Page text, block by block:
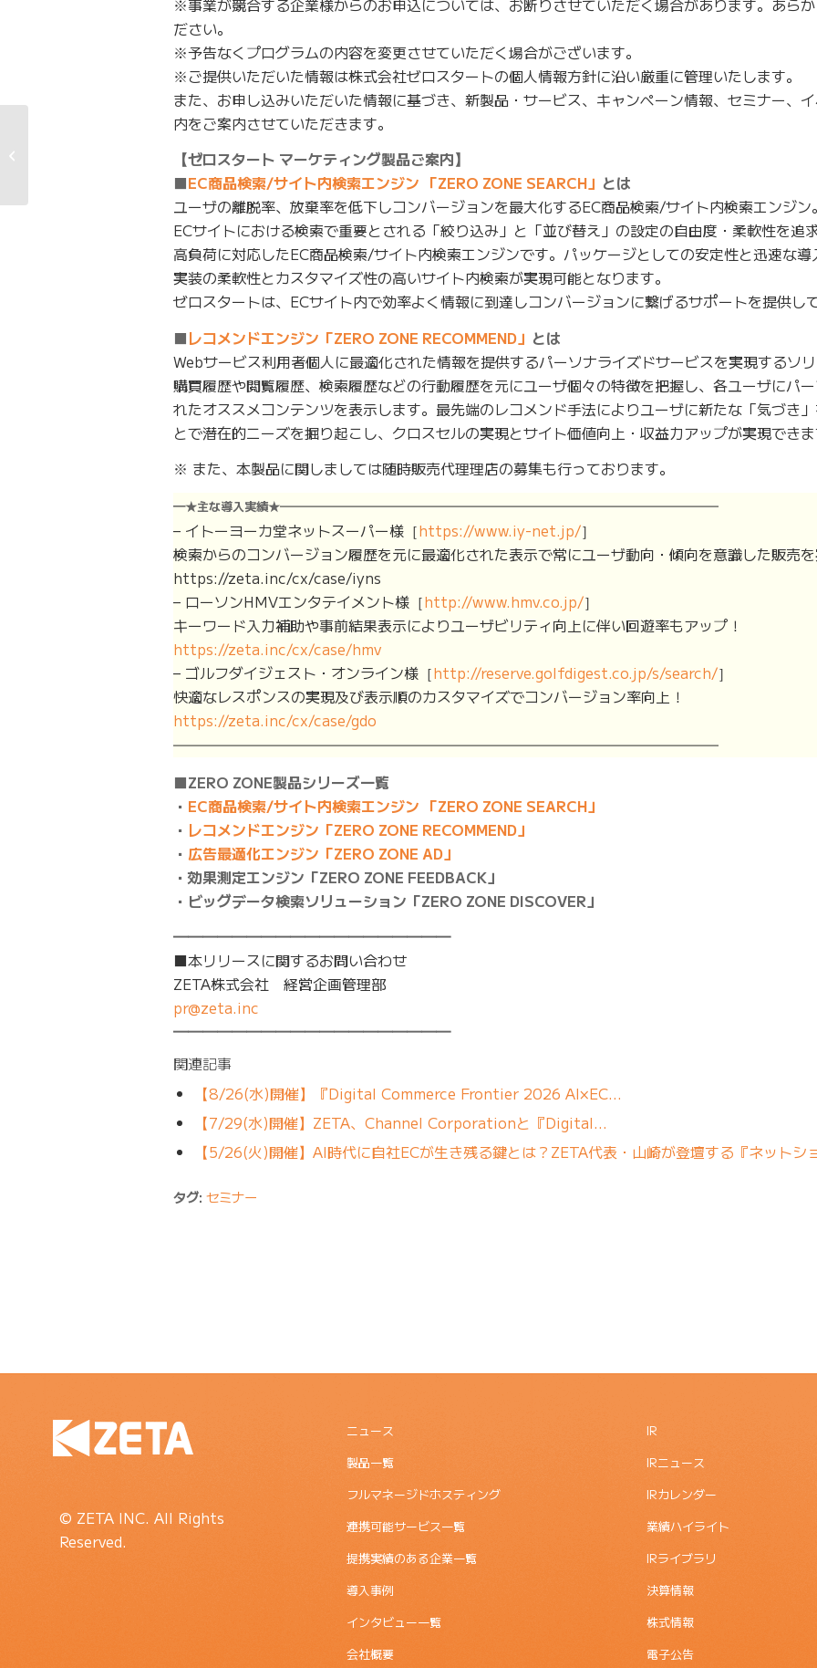
ださい。
※予告なくプログラムの内容を変更させていただく場合がございます。
※ご提供いただいた情報は株式会社ゼロスタートの個人情報方針に沿い厳重に管理いたします。
また、お申し込みいただいた情報に基づき、新製品・サービス、キャンペーン情報、セミナー、
内をご案内させていただきます。
【ゼロスタート マーケティング製品ご案内】
■EC商品検索/サイト内検索エンジン 「ZERO ZONE SEARCH」 とは
ユーザの離脱率、放棄率を低下しコンバージョンを最大化するEC商品検索/サイト内検索エンジン
ECサイトにおける検索で重要とされる「絞り込み」と「並び替え」の設定の自由度・柔軟性を追
高負荷に対応したEC商品検索/サイト内検索エンジンです。パッケージとしての安定性と迅速な
実装の柔軟性とカスタマイズ性の高いサイト内検索が実現可能となります。
ゼロスタートは、ECサイト内で効率よく情報に到達しコンバージョンに繋げるサポートを提供し
■レコメンドエンジン「ZERO ZONE RECOMMEND」 とは
Webサービス利用者個人に最適化された情報を提供するパーソナライズドサービスを実現するソ
購買履歴や閲覧履歴、検索履歴などの行動履歴を元にユーザ個々の特徴を把握し、各ユーザにパ
れたオススメコンテンツを表示します。最先端のレコメンド手法によりユーザに新たな「気づき
とで潜在的ニーズを掘り起こし、クロスセルの実現とサイト価値向上・収益力アップが実現でき
※ また、本製品に関しましては随時販売代理理店の募集も行っております。
━★主な導入実績★━━━━━━━━━━━━━━━━━━━━━━━━━━━━━━━━━━━━━
– イトーヨーカ堂ネットスーパー様［https://www.iy-net.jp/］
検索からのコンバージョン履歴を元に最適化された表示で常にユーザ動向・傾向を意識した販売
https://zeta.inc/cx/case/iyns
– ローソンHMVエンタテイメント様［http://www.hmv.co.jp/］
キーワード入力補助や事前結果表示によりユーザビリティ向上に伴い回遊率もアップ！
https://zeta.inc/cx/case/hmv
– ゴルフダイジェスト・オンライン様［http://reserve.golfdigest.co.jp/s/search/］
快適なレスポンスの実現及び表示順のカスタマイズでコンバージョン率向上！
https://zeta.inc/cx/case/gdo
━━━━━━━━━━━━━━━━━━━━━━━━━━━━━━━━━━━━━━━━━━━━━━
■ZERO ZONE製品シリーズ一覧
・ EC商品検索/サイト内検索エンジン 「ZERO ZONE SEARCH」
・ レコメンドエンジン「ZERO ZONE RECOMMEND」
・ 広告最適化エンジン「ZERO ZONE AD」
・効果測定エンジン「ZERO ZONE FEEDBACK」
・ビッグデータ検索ソリューション「ZERO ZONE DISCOVER」
━━━━━━━━━━━━━━━━━━━
■本リリースに関するお問い合わせ
ZETA株式会社 経営企画管理部
pr@zeta.inc
━━━━━━━━━━━━━━━━━━━
関連記事
【8/26(水)開催】『Digital Commerce Frontier 2026 AI×EC…
【7/29(水)開催】ZETA、Channel Corporationと『Digital…
【5/26(火)開催】AI時代に自社ECが生き残る鍵とは？ZETA代表・山崎が登壇する『ネット
タグ: セミナー
© ZETA INC. All Rights
Reserved.
ニュース
製品一覧
フルマネージドホスティング
連携可能サービス一覧
提携実績のある企業一覧
導入事例
インタビュー一覧
会社概要
IR
IRニュース
IRカレンダー
業績ハイライト
IRライブラリ
決算情報
株式情報
電子公告